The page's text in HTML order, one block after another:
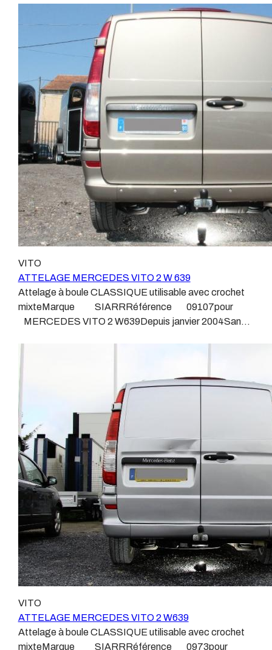
faisceaux « d’origine », c'est-à-dire fabriqués
spécifiquement pour votre véhicule, se branchant aux
emplacements prévus et suivant les normes
constructeurs. En dehors de quelques rares cas, nous
ne montons jamais de faisceau appelé : adaptable,
universel, modulable, smart…., et quand nous le
faisons, s’il n’existe pas d’autre choix, nous utilisons le
plus haut de gamme du marché, le plus fiable et le plus
stable. Il faut savoir que le montage d’un faisceau non
conforme ou adaptable vous fera perdre tout recours et
toute garantie auprès du constructeur en cas de
défaillance. Ce genre de faisceau est souvent mal
monté, alimenté par les éclairages intérieurs et fait
courir de vrai risque technique à votre véhicule. Nous
n’intervenons pas sur les véhicules ayant ce type de
montage non conforme. Voilà pourquoi il est nécessaire
de confier la pose d'un attelage à un professionnel
normes, nous ne transigeons pas sur ces points. Les
différentes dénominations pour un attelage sont
:Attelage pour voiture, crochet d’attelage, boule pour
voiture, attache remorque, attache voiture, attelage
camion, crochet voiture, attache auto, boule pour
choc visible, uniquement sur le dessousPoids maxi
tractable 2500 kgValeur S 100 kgPoids de l'attelage 22
kgAnhängerkupplung MERCEDES VITO 3 TOURER
EXTRA LONGPatrick Remorques se conjugue avec
ATTELAGE depuis 1968.Les temps ont changé depuis
les premiers attelages fabriqués à la demande dans
l’atelier, autour d’un poste à souder et d’un
étau.L’évolution technique et la normalisation sont
passées par là.Maintenant un attelage doit être
homologué, c’est le cas de tous les produits que nous
proposons, sans exception !Nous ne travaillons qu’avec
les marques homologuées à même d’assurer le suivi de
leurs produits :ATTELAGES
WESTFALIAATTELAGES SIARRATTELAGES
BRINKATTELAGES THULEATTELAGES
BOISNIERATTELAGES GDWATTELAGES
ARAGONLe faisceau électrique est devenu le produit le
plus technique, lui aussi est soumis à normalisation et
homologation.Le faisceau est connecté à votre
véhicule, il doit être prévu à cet effet, supporter les
vibrations et les contraintes auquel il peut être soumis.
Dans certains cas le faisceau connecté modifie la
….Nous n’installons (quand ils existent) que des
spécifiquement pour votre véhicule, se branchant aux
emplacements prévus et suivant les normes
constructeurs.En dehors de quelques rares cas, nous
ne montons jamais de faisceau appelé : adaptable,
universel, modulable, smart…., et quand nous le
faisons, s’il n’existe pas d’autre choix, nous utilisons le
plus haut de gamme du marché, le plus fiable et le plus
stable.Il faut savoir que le montage d’un faisceau non
conforme ou adaptable vous fera perdre tout recours et
toute garantie auprès du constructeur en cas de
défaillance. Ce genre de faisceau est souvent mal
monté, alimenté par les éclairages intérieurs et fait
courir de vrai risque technique à votre véhicule.Nous
n’intervenons pas sur les véhicules ayant ce type de
montage non conforme.Voilà pourquoi il est nécessaire
agréé, habitué à poser des attelages et respectant les
normes, nous ne transigeons pas sur ces points.Les
différentes dénominations pour un attelage sont
VITO
ATTELAGE MERCEDES VITO 2 W 639
Attelage à boule CLASSIQUE utilisable avec crochet
mixteMarque SIARRRéférence 09107pour
MERCEDES VITO 2 W639Depuis janvier 2004Sans
Remorques se conjugue avec ATTELAGE depuis
1968.Les temps ont changé depuis les premiers
attelages fabriqués à la demande dans l’atelier, autour
d’un poste à souder et d’un étau.L’évolution technique et
la normalisation sont passées par là.Maintenant un
attelage doit être homologué, c’est le cas de tous les
produits que nous proposons, sans exception !Nous ne
travaillons qu’avec les marques homologuées à même
d’assurer le suivi de leurs produits :ATTELAGES
WESTFALIAATTELAGES SIARRATTELAGES
BRINKATTELAGES THULEATTELAGES
BOISNIERATTELAGES GDWATTELAGES
ARAGONLe faisceau électrique est devenu le produit le
plus technique, lui aussi est soumis à normalisation et
homologation.Le faisceau est connecté à votre
véhicule, il doit être prévu à cet effet, supporter les
vibrations et les contraintes auquel il peut être soumis.
Dans certains cas le faisceau connecté modifie la
gestion des assistances à la conduite type EPS, ABS,
VITO
ATTELAGE MERCEDES VITO 2 W639
Attelage à boule CLASSIQUE utilisable avec crochet
mixteMarque SIARRRéférence 0973pour